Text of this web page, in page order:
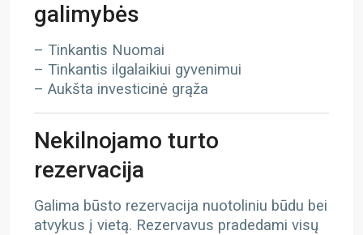
galimybės
– Tinkantis Nuomai
– Tinkantis ilgalaikiui gyvenimui
– Aukšta investicinė grąža
Nekilnojamo turto
rezervacija
Galima būsto rezervacija nuotoliniu būdu bei
atvykus į vietą. Rezervavus pradedami visų